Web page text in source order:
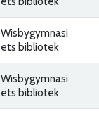
Wisbygymnasi
ets bibliotek
Wisbygymnasi
ets bibliotek